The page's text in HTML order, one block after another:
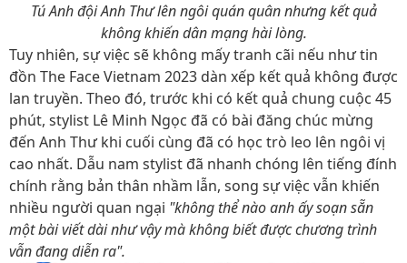
Tú Anh đội Anh Thư lên ngôi quán quân nhưng kết quả
không khiến dân mạng hài lòng.
Tuy nhiên, sự việc sẽ không mấy tranh cãi nếu như tin
đồn The Face Vietnam 2023 dàn xếp kết quả không được
lan truyền. Theo đó, trước khi có kết quả chung cuộc 45
phút, stylist Lê Minh Ngọc đã có bài đăng chúc mừng
đến Anh Thư khi cuối cùng đã có học trò leo lên ngôi vị
cao nhất. Dẫu nam stylist đã nhanh chóng lên tiếng đính
chính rằng bản thân nhầm lẫn, song sự việc vẫn khiến
nhiều người quan ngại "không thể nào anh ấy soạn sẵn
một bài viết dài như vậy mà không biết được chương trình
vẫn đang diễn ra".